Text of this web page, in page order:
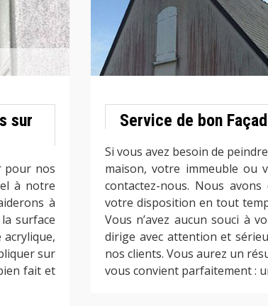
sur
pour nos
à notre
à
surface
sur
fait et
Service de bon
Si vous avez besoin de
maison, votre immeuble ou
contactez-nous. Nous
votre disposition en tout
Vous n’avez aucun souci à
dirige avec attention et
nos clients. Vous aurez un
vous convient parfaitement :